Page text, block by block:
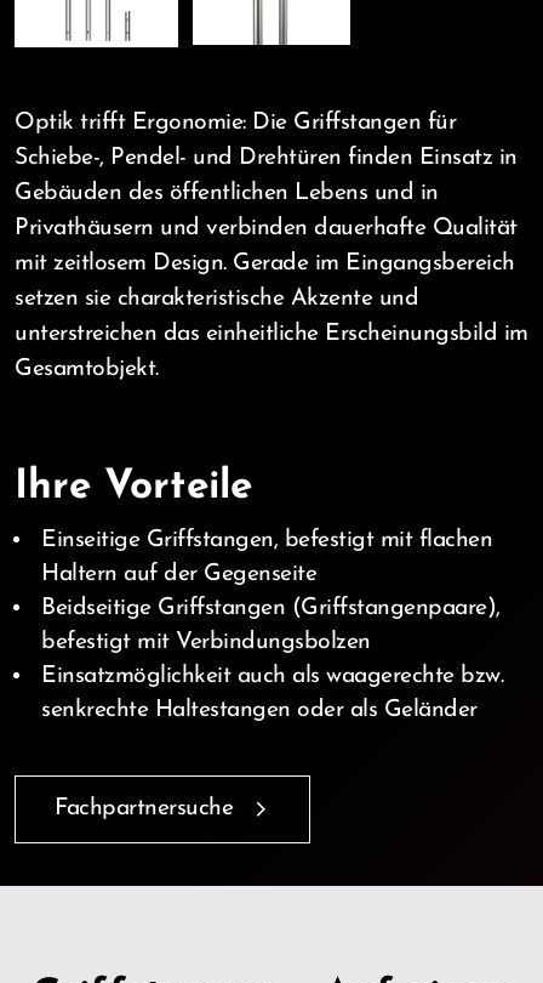
Optik trifft Ergonomie: Die Griffstangen für
Schiebe-, Pendel- und Drehtüren finden Einsatz in
Gebäuden des öffentlichen Lebens und in
Privathäusern und verbinden dauerhafte Qualität
mit zeitlosem Design. Gerade im Eingangsbereich
setzen sie charakteristische Akzente und
unterstreichen das einheitliche Erscheinungsbild im
Gesamtobjekt.
Ihre Vorteile
Einseitige Griffstangen, befestigt mit flachen
Haltern auf der Gegenseite
Beidseitige Griffstangen (Griffstangenpaare),
befestigt mit Verbindungsbolzen
Einsatzmöglichkeit auch als waagerechte bzw.
senkrechte Haltestangen oder als Geländer
Fachpartnersuche